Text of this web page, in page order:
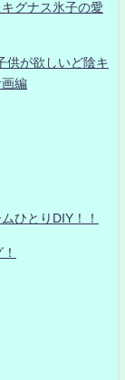
グナス氷子の愛
供が欲しいど陰キ
編
ひとりDIY！！